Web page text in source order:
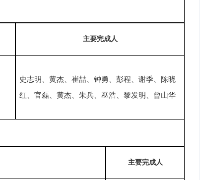
主要完成人
史志明、黄杰、崔喆、钟勇、彭程、谢季、陈晓
红、官磊、黄杰、朱兵、巫浩、黎发明、曾山华
主要完成人